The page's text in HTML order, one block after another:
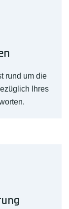
rund um die
Ihres